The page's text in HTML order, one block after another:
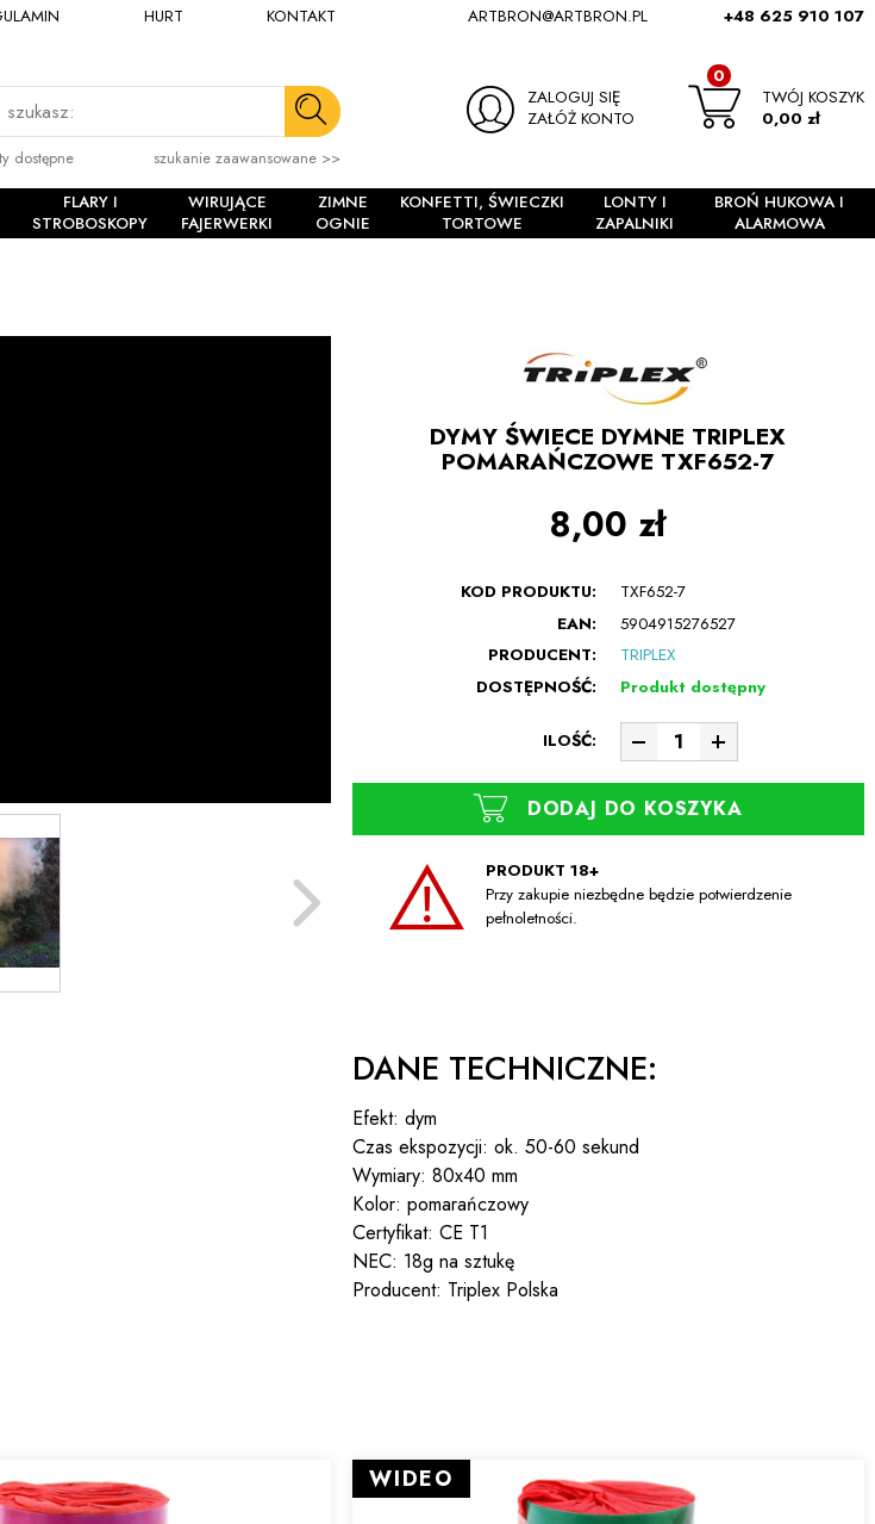
ARTBRON@ARTBRON.PL +48 625 910 107
dostępne szukanie zaawansowane >>
ZALOGUJ SIĘ
ZAŁÓŻ KONTO
TWÓJ KOSZYK
0
0,00 zł
HURT KONTAKT
FLARY I
STROBOSKOPY
WIRUJĄCE
FAJERWERKI
ZIMNE
OGNIE
KONFETTI, ŚWIECZKI
TORTOWE
LONTY I
ZAPALNIKI
BROŃ HUKOWA I
ALARMOWA
DYMY ŚWIECE DYMNE TRIPLEX
POMARAŃCZOWE TXF652-7
8,00 zł
KOD PRODUKTU:
TXF652-7
EAN:
5904915276527
PRODUCENT:
TRIPLEX
DOSTĘPNOŚĆ:
Produkt dostępny
ILOŚĆ:
DODAJ DO KOSZYKA
PRODUKT 18+
Przy zakupie niezbędne będzie potwierdzenie
pełnoletności.
DANE TECHNICZNE:
Efekt: dym
Czas ekspozycji: ok. 50-60 sekund
Wymiary: 80x40 mm
Kolor: pomarańczowy
Certyfikat: CE T1
NEC: 18g na sztukę
Producent: Triplex Polska
WIDEO